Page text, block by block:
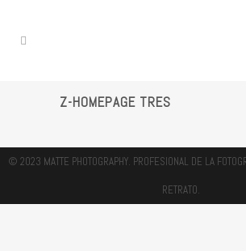
Z-HOMEPAGE TRES
© 2023 MATTE PHOTOGRAPHY. PROFESIONAL DE LA
RETRATO.